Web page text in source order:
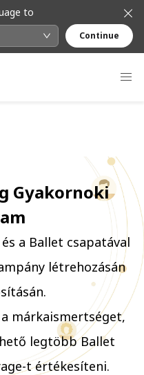
to
Continue
Gyakornoki
a Ballet csapatával
létrehozásán
márkaismertséget,
legtöbb Ballet
t értékesíteni.